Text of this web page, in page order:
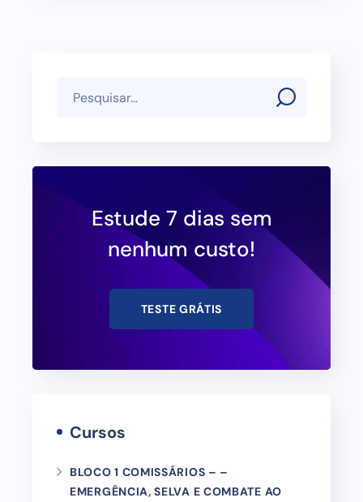
Estude 7 dias sem
nenhum custo!
TESTE GRÁTIS
Cursos
BLOCO 1 COMISSÁRIOS – –
EMERGÊNCIA, SELVA E COMBATE AO